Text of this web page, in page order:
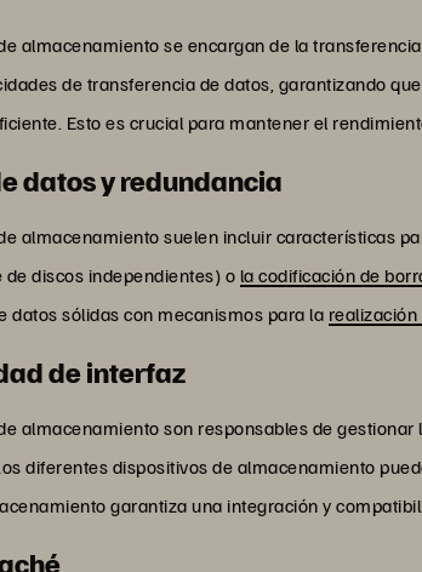
almacenamiento se encargan de la
de transferencia de datos, garantizando
Esto es crucial para mantener el
datos y redundancia
almacenamiento suelen incluir características
discos independientes) o la codificación de
datos sólidas con mecanismos para la
de interfaz
almacenamiento son responsables de
diferentes dispositivos de almacenamiento
garantiza una integración y